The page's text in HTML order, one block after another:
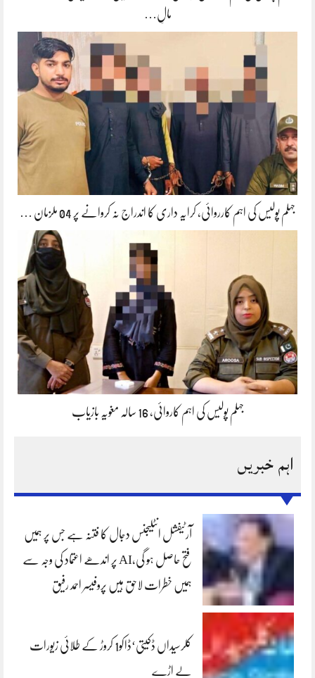
مالِ…
جہلم پولیس کی اہم کارروائی، کرایہ داری کا اندراج نہ کروانے پر 04 ملزمان …
جہلم پولیس کی اہم کاروائی، 16 سالہ مغویہ بازیاب
اہم خبریں
آرٹیفشل انٹلیجنس دجال کا فتنہ ہے جس پر ہمیں
فتح حاصل ہو گی،AI پر اندھے اعتماد کی وجہ سے
ہمیں خطرات لاحق ہیں پروفیسر احمد رفیق
کلرسیداں ڈکیتی‘ڈاکو1 کروڑ کے طلائی زیورات
لے اڑے